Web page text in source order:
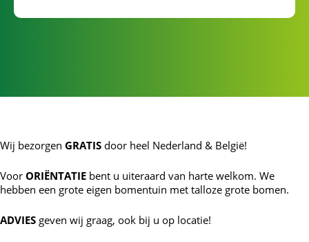
Wij bezorgen GRATIS door heel Nederland & België!
Voor ORIËNTATIE bent u uiteraard van harte welkom. We
hebben een grote eigen bomentuin met talloze grote bomen.
ADVIES geven wij graag, ook bij u op locatie!